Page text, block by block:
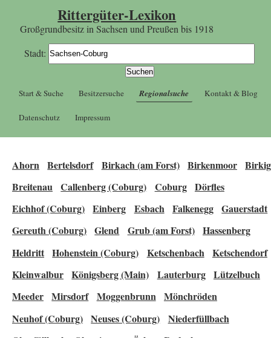
Rittergüter-Lexikon
Großgrundbesitz in Sachsen und Preußen bis 1918
Stadt:
Start & Suche Besitzersuche Regionalsuche Kontakt & Blog
Datenschutz Impressum
Ahorn Bertelsdorf Birkach (am Forst) Birkenmoor Birkig
Breitenau Callenberg (Coburg) Coburg Dörfles
Eichhof (Coburg) Einberg Esbach Falkenegg Gauerstadt
Gereuth (Coburg) Glend Grub (am Forst) Hassenberg
Heldritt Hohenstein (Coburg) Ketschenbach Ketschendorf
Kleinwalbur Königsberg (Main) Lauterburg Lützelbuch
Meeder Mirsdorf Moggenbrunn Mönchröden
Neuhof (Coburg) Neuses (Coburg)
Niederfüllbach